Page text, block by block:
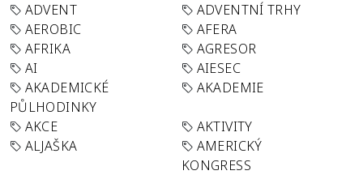
ADVENT
ADVENTNÍ TRHY
AEROBIC
AFERA
AFRIKA
AGRESOR
AI
AIESEC
AKADEMICKÉ
PŮLHODINKY
AKADEMIE
AKCE
AKTIVITY
ALJAŠKA
AMERICKÝ
KONGRESS